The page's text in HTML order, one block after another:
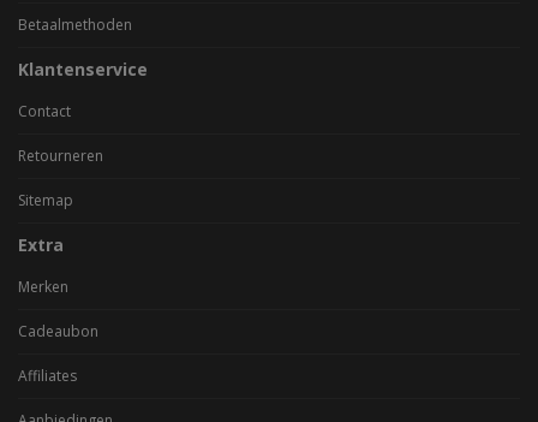
Betaalmethoden
Klantenservice
Contact
Retourneren
Sitemap
Extra
Merken
Cadeaubon
Affiliates